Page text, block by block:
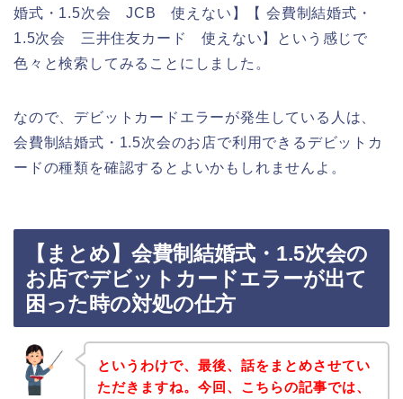
婚式・1.5次会 JCB 使えない】【 会費制結婚式・
1.5次会 三井住友カード 使えない】という感じで
色々と検索してみることにしました。
なので、デビットカードエラーが発生している人は、
会費制結婚式・1.5次会のお店で利用できるデビットカ
ードの種類を確認するとよいかもしれませんよ。
【まとめ】会費制結婚式・1.5次会の
お店でデビットカードエラーが出て
困った時の対処の仕方
というわけで、最後、話をまとめさせてい
ただきますね。今回、こちらの記事では、